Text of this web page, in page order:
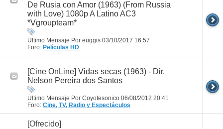
De Rusia con Amor (1963) (From Russia
with Love) 1080p A Latino AC3
*Vgroupteam*
Último Mensaje Por euggis 03/10/2017 16:57
Foro: Películas HD
[Cine OnLine] Vidas secas (1963) - Dir.
Nelson Pereira dos Santos
Último Mensaje Por Coyotesonico 06/08/2012 20:41
Foro: Cine, TV, Radio y Espectáculos
[Ofrecido]